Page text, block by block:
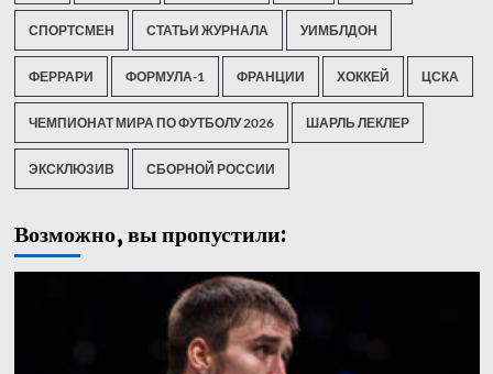
СПОРТСМЕН СТАТЬИ ЖУРНАЛА УИМБЛДОН
ФЕРРАРИ ФОРМУЛА-1 ФРАНЦИИ ХОККЕЙ ЦСКА
ЧЕМПИОНАТ МИРА ПО ФУТБОЛУ 2026 ШАРЛЬ ЛЕКЛЕР
ЭКСКЛЮЗИВ СБОРНОЙ РОССИИ
Возможно, вы пропустили: